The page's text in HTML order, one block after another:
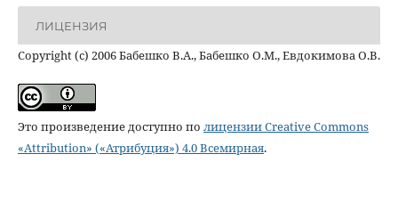
ЛИЦЕНЗИЯ
Copyright (c) 2006 Бабешко В.А., Бабешко О.М., Евдокимова О.В.
Это произведение доступно по лицензии Creative Commons
«Attribution» («Атрибуция») 4.0 Всемирная.